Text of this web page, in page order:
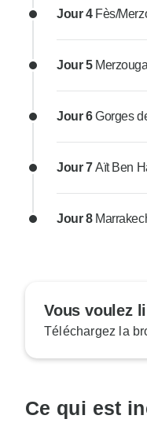
Jour 4 Fès/
Jour 5
Jour 6Gorges
Jour 7Aït Ben
Jour 8
Vous voulez
Téléchargez la
Ce qui est